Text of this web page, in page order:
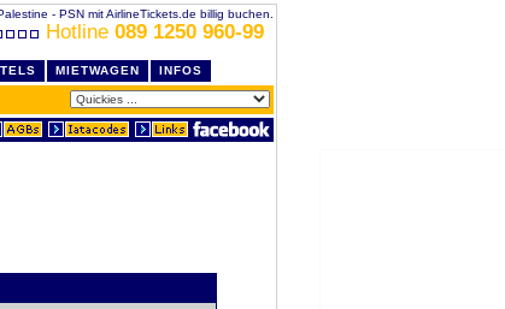
- PSN mit AirlineTickets.de billig buchen.
Hotline 089 1250 960-99
MIETWAGEN INFOS